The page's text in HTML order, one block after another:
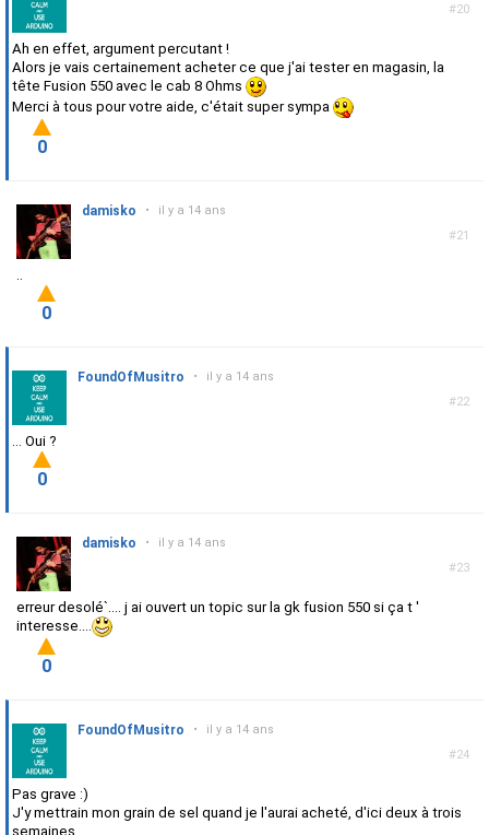
#20
Ah en effet, argument percutant !
Alors je vais certainement acheter ce que j'ai tester en magasin, la
tête Fusion 550 avec le cab 8 Ohms
Merci à tous pour votre aide, c'était super sympa
0
#21
damisko • il y a 14 ans
..
0
#22
FoundOfMusitro • il y a 14 ans
... Oui ?
0
#23
damisko • il y a 14 ans
erreur desolé`.... j ai ouvert un topic sur la gk fusion 550 si ça t '
interesse....
0
#24
FoundOfMusitro • il y a 14 ans
Pas grave :)
J'y mettrain mon grain de sel quand je l'aurai acheté, d'ici deux à trois
semaines.